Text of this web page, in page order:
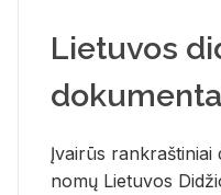
Lietuvos
Įvai­rūs
no­mų Lie­tu­vos